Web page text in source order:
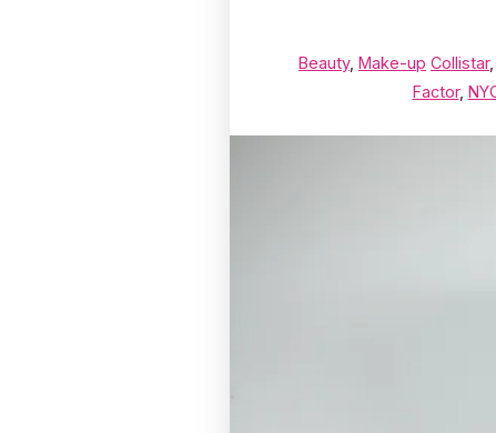
Beauty, Make-up Collistar,
Factor,